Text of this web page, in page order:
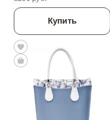
Купить